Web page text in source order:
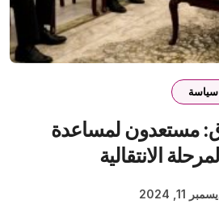
سياسة
مستعدون لمساعدة
الانتقالية
11, 2024